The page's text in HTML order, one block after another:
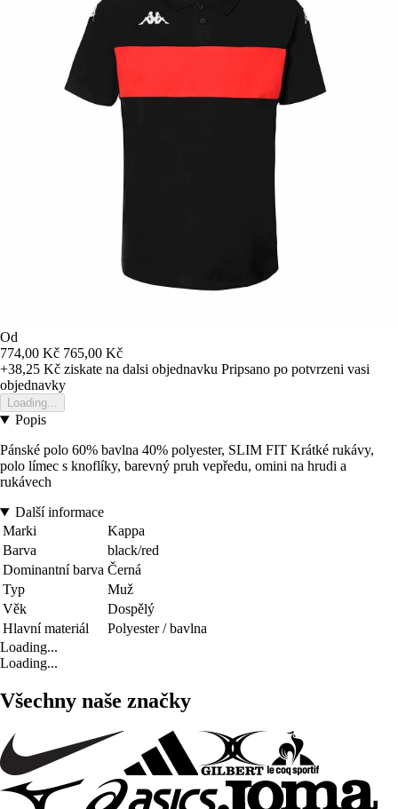
Od
774,00 Kč 765,00 Kč
+38,25 Kč ziskate na dalsi objednavku Pripsano po potvrzeni vasi
objednavky
Loading...
Popis
Pánské polo 60% bavlna 40% polyester, SLIM FIT Krátké rukávy,
polo límec s knoflíky, barevný pruh vepředu, omini na hrudi a
rukávech
Další informace
Marki
Kappa
Barva
black/red
Dominantní barva Černá
Typ
Muž
Věk
Dospělý
Hlavní materiál
Polyester / bavlna
Loading...
Loading...
Všechny naše značky